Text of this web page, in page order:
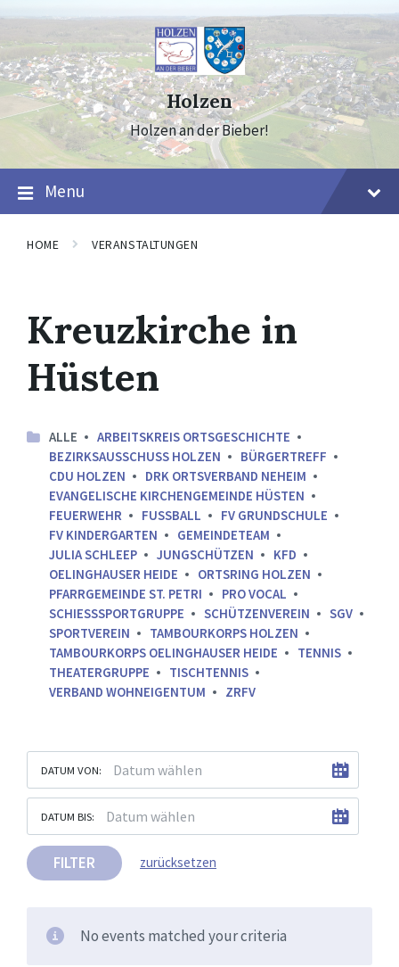
to
content
to
navigation
to
footer
Holzen
Holzen an der Bieber!
Menu
HOME VERANSTALTUNGEN
Kreuzkirche in
Hüsten
ALLE
ARBEITSKREIS ORTSGESCHICHTE
BEZIRKSAUSSCHUSS HOLZEN
BÜRGERTREFF
CDU HOLZEN
DRK ORTSVERBAND NEHEIM
EVANGELISCHE KIRCHENGEMEINDE HÜSTEN
FEUERWEHR
FUSSBALL
FV GRUNDSCHULE
FV KINDERGARTEN
GEMEINDETEAM
JULIA SCHLEEP
JUNGSCHÜTZEN
KFD
OELINGHAUSER HEIDE
ORTSRING HOLZEN
PFARRGEMEINDE ST. PETRI
PRO VOCAL
SCHIESSSPORTGRUPPE
SCHÜTZENVEREIN
SGV
SPORTVEREIN
TAMBOURKORPS HOLZEN
TAMBOURKORPS OELINGHAUSER HEIDE
TENNIS
THEATERGRUPPE
TISCHTENNIS
VERBAND WOHNEIGENTUM
ZRFV
DATUM VON:
DATUM BIS:
FILTER zurücksetzen
No events matched your criteria